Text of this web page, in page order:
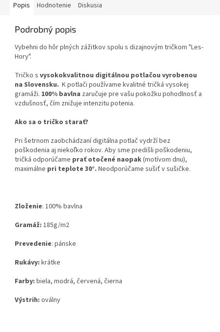
Popis Hodnotenie Diskusia
Podrobný popis
Vybehni do hôr plných zážitkov spolu s dizajnovým tričkom "Les-
Hory".
Tričko s vysokokvalitnou digitálnou potlačou vyrobenou
na Slovensku. K potlači používame kvalitné tričká vysokej
gramáži. 100% bavlna zaručuje pre vašu pokožku pohodlnosť a
vzdušnosť, čím znižuje intenzitu potenia.
Ako sa o tričko starať?
Pri šetrnom zaobchádzaní digitálna potlač vydrží bez
poškodenia aj niekoľko rokov. Aby sme predišli poškodeniu,
tričká odporúčame prať otočené naopak(motívom dnu),
maximálne pri teplote 30°. Neodporúčame sušiť v sušičke.
Zloženie: 100% bavlna
Gramáž: 185g/m2
Prevedenie: pánske
Rukávy: krátke
Farby: biela, modrá, červená, čierna
Výstrih: oválny